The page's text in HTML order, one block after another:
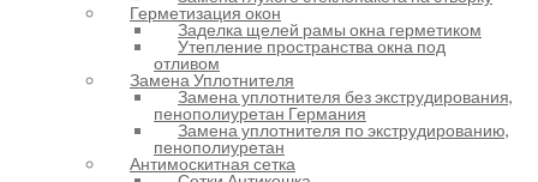
Герметизация окон
Заделка щелей рамы окна герметиком
Утепление пространства окна под
отливом
Замена Уплотнителя
Замена уплотнителя без экструдирования,
пенополиуретан Германия
Замена уплотнителя по экструдированию,
пенополиуретан
Антимоскитная сетка